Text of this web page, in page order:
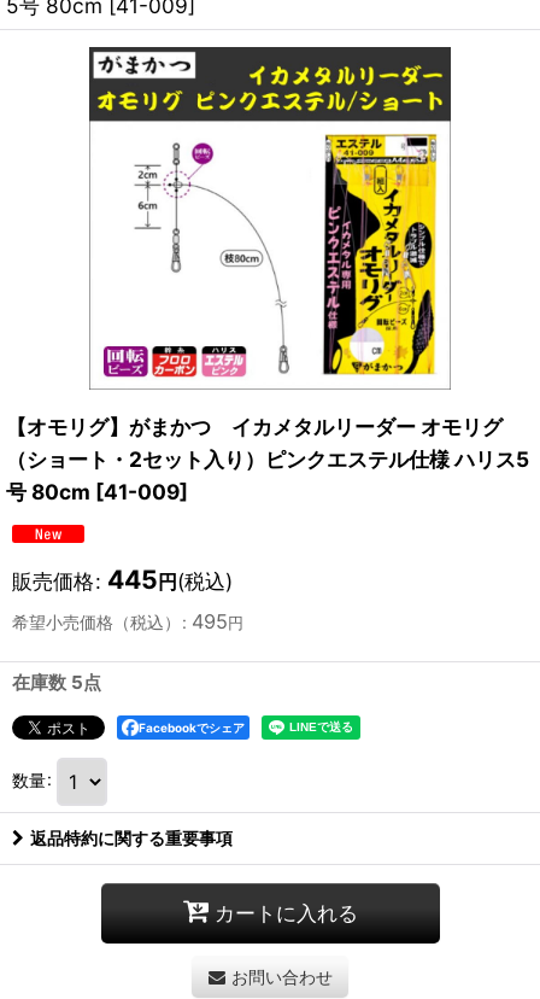
【オモリグ】がまかつ イカメタルリーダー オモリグ
（ショート・2セット入り）ピンクエステル仕様 ハリス5
号 80cm [41-009]
販売価格: 445円(税込)
希望小売価格（税込） : 495円
在庫数 5点
Facebookでシェア
数量:
返品特約に関する重要事項
カートに入れる
お問い合わせ